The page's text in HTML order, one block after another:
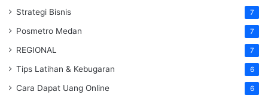
Strategi Bisnis 7
Posmetro Medan 7
REGIONAL 7
Tips Latihan & Kebugaran 6
Cara Dapat Uang Online 6